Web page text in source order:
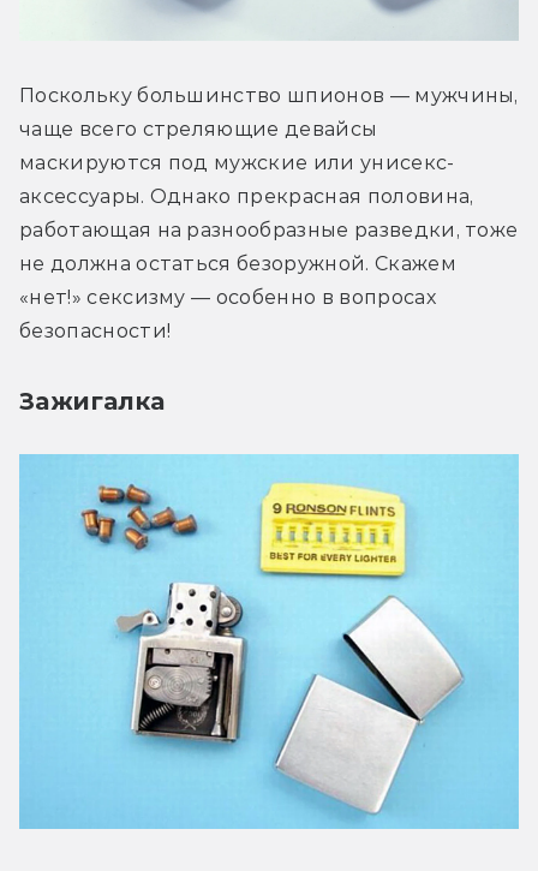
Поскольку большинство шпионов — мужчины,
чаще всего стреляющие девайсы
маскируются под мужские или унисекс-
аксессуары. Однако прекрасная половина,
работающая на разнообразные разведки, тоже
не должна остаться безоружной. Скажем
«нет!» сексизму — особенно в вопросах
безопасности!
Зажигалка